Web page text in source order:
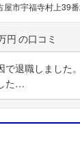
屋市宇福寺村上39
円
退職しました
た…